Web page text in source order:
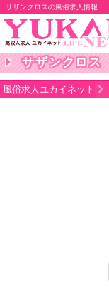
サザンクロスの風俗求人情報
サザンクロス
風俗求人ユカイネット